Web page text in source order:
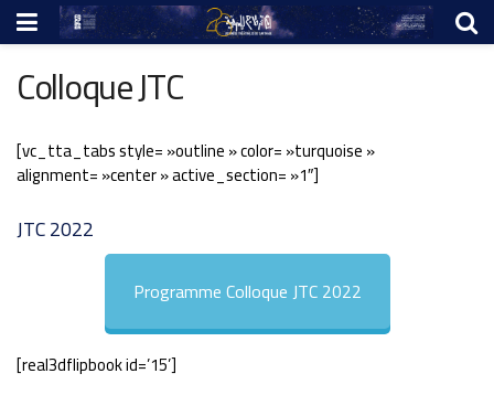
Colloque JTC
[vc_tta_tabs style= »outline » color= »turquoise »
alignment= »center » active_section= »1″]
JTC 2022
Programme Colloque JTC 2022
[real3dflipbook id=’15’]